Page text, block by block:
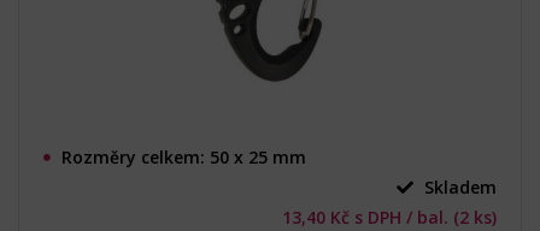
Rozměry celkem: 50 x 25 mm
Skladem
13,40 Kč s DPH / bal. (2 ks)